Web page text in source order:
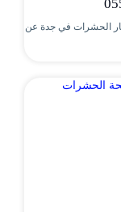
الحشرات في جدة عن